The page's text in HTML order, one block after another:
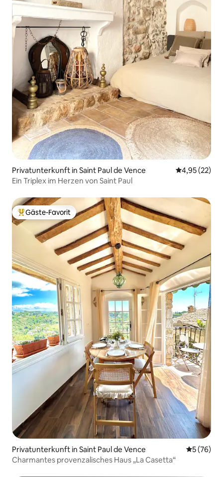
Privatunterkunft in Saint Paul de Vence
4,95 (22)
Ein Triplex im Herzen von Saint Paul
Beliebter Gäste-Favorit.
Gäste-Favorit
Privatunterkunft in Saint Paul de Vence
5 (76)
Charmantes provenzalisches Haus „La Casetta“